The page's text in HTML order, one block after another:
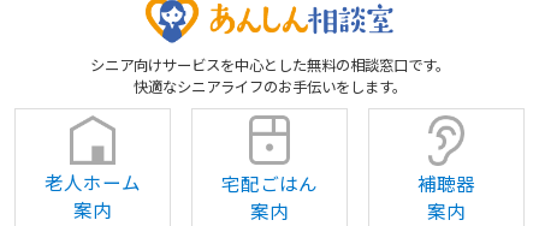
シニア向けサービスを中心とした無料の相談窓口です。
快適なシニアライフのお手伝いをします。
老人ホーム
案内
宅配ごはん
案内
補聴器
案内